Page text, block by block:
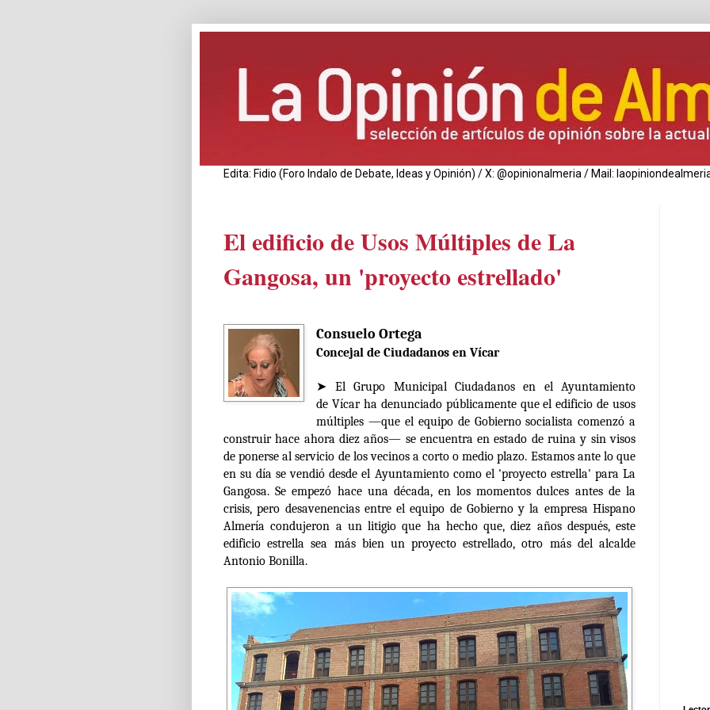
Edita: Fidio (Foro Indalo de Debate, Ideas y Opinión) / X: @opinionalmeria / Mail:
El edificio de Usos Múltiples de La
Gangosa, un 'proyecto estrellado'
Consuelo Ortega
Concejal de Ciudadanos en Vícar
➤ El Grupo Municipal Ciudadanos en el Ayuntamiento
de Vícar ha denunciado públicamente que el edificio de usos
múltiples —que el equipo de Gobierno socialista comenzó a
construir hace ahora diez años— se encuentra en estado de ruina y sin visos
de ponerse al servicio de los vecinos a corto o medio plazo. Estamos ante lo que
en su día se vendió desde el Ayuntamiento como el 'proyecto estrella' para La
Gangosa. Se empezó hace una década, en los momentos dulces antes de la
crisis, pero desavenencias entre el equipo de Gobierno y la empresa Hispano
Almería condujeron a un litigio que ha hecho que, diez años después, este
edificio estrella sea más bien un proyecto estrellado, otro más del alcalde
Antonio Bonilla.